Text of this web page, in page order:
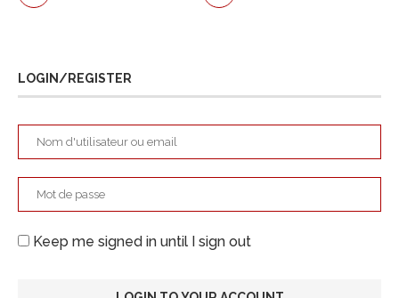
LOGIN/REGISTER
Keep me signed in until I sign out